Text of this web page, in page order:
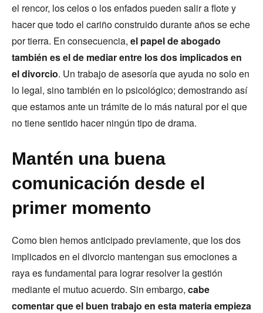
el rencor, los celos o los enfados pueden salir a flote y
hacer que todo el cariño construido durante años se eche
por tierra. En consecuencia, el papel de abogado
también es el de mediar entre los dos implicados en
el divorcio. Un trabajo de asesoría que ayuda no solo en
lo legal, sino también en lo psicológico; demostrando así
que estamos ante un trámite de lo más natural por el que
no tiene sentido hacer ningún tipo de drama.
Mantén una buena
comunicación desde el
primer momento
Como bien hemos anticipado previamente, que los dos
implicados en el divorcio mantengan sus emociones a
raya es fundamental para lograr resolver la gestión
mediante el mutuo acuerdo. Sin embargo, cabe
comentar que el buen trabajo en esta materia empieza